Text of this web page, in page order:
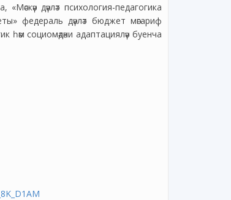
«Мәскәү дәүләт психология-педагогика
федераль дәүләт бюджет мәгариф
социомәдәни адаптацияләү буенча